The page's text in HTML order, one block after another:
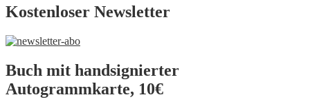
Kostenloser Newsletter
Buch mit handsignierter
Autogrammkarte, 10€